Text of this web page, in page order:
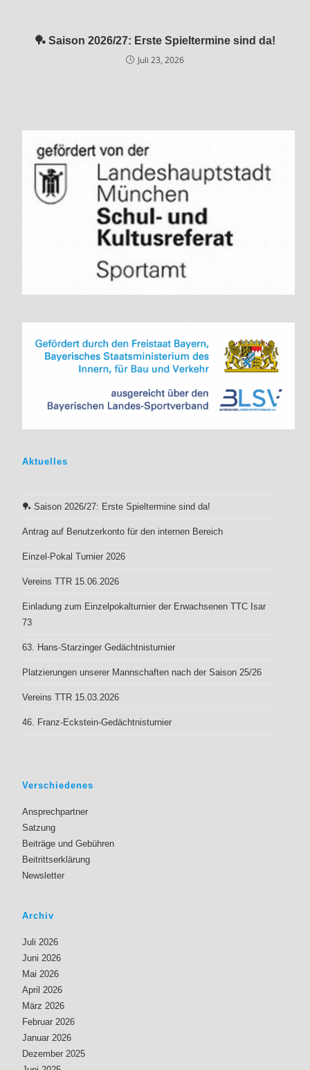
🏓 Saison 2026/27: Erste Spieltermine sind da!
Juli 23, 2026
Aktuelles
🏓 Saison 2026/27: Erste Spieltermine sind da!
Antrag auf Benutzerkonto für den internen Bereich
Einzel-Pokal Turnier 2026
Vereins TTR 15.06.2026
Einladung zum Einzelpokalturnier der Erwachsenen TTC Isar
73
63. Hans-Starzinger Gedächtnisturnier
Platzierungen unserer Mannschaften nach der Saison 25/26
Vereins TTR 15.03.2026
46. Franz-Eckstein-Gedächtnisturnier
Verschiedenes
Ansprechpartner
Satzung
Beiträge und Gebühren
Beitrittserklärung
Newsletter
Archiv
Juli 2026
Juni 2026
Mai 2026
April 2026
März 2026
Februar 2026
Januar 2026
Dezember 2025